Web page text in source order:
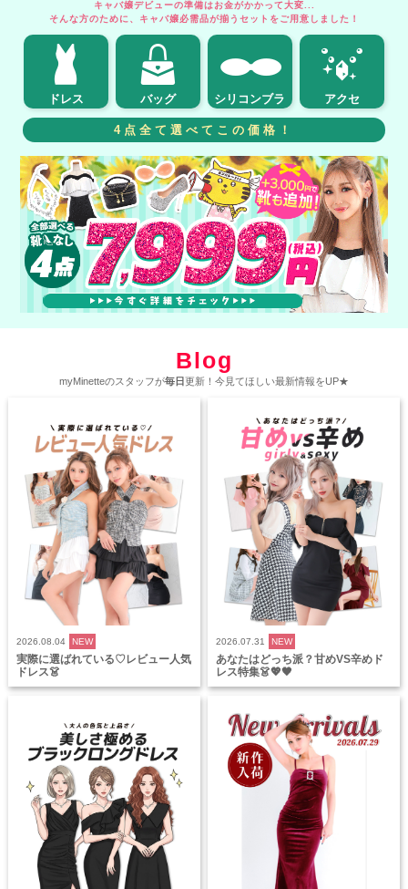
キャバ嬢デビューの準備はお金がかかって大変...
そんな方のために、キャバ嬢必需品が揃うセットをご用意しました！
ドレス バッグ シリコンブラ アクセ
4点全て選べてこの価格！
Blog
myMinetteのスタッフが毎日更新！今見てほしい最新情報をUP★
2026.08.04 NEW
実際に選ばれている♡レビュー人気
ドレス👗
2026.07.31 NEW
あなたはどっち派？甘めVS辛めド
レス特集👗💖🖤